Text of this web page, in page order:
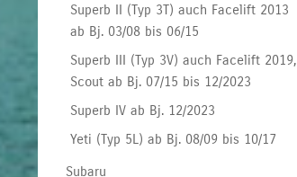
Superb II (Typ 3T) auch Facelift 2013
ab Bj. 03/08 bis 06/15
Superb III (Typ 3V) auch Facelift 2019,
Scout ab Bj. 07/15 bis 12/2023
Superb IV ab Bj. 12/2023
Yeti (Typ 5L) ab Bj. 08/09 bis 10/17
Subaru